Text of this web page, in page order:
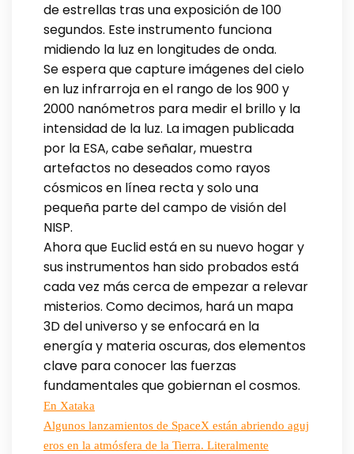
de estrellas tras una exposición de 100
segundos. Este instrumento funciona
midiendo la luz en longitudes de onda.
Se espera que capture imágenes del cielo
en luz infrarroja en el rango de los 900 y
2000 nanómetros para medir el brillo y la
intensidad de la luz. La imagen publicada
por la ESA, cabe señalar, muestra
artefactos no deseados como rayos
cósmicos en línea recta y solo una
pequeña parte del campo de visión del
NISP.
Ahora que Euclid está en su nuevo hogar y
sus instrumentos han sido probados está
cada vez más cerca de empezar a relevar
misterios. Como decimos, hará un mapa
3D del universo y se enfocará en la
energía y materia oscuras, dos elementos
clave para conocer las fuerzas
fundamentales que gobiernan el cosmos.
En Xataka
Algunos lanzamientos de SpaceX están abriendo aguj
eros en la atmósfera de la Tierra. Literalmente